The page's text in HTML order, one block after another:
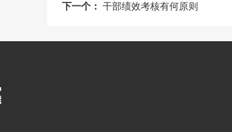
下一个： 干部绩效考核有何原则